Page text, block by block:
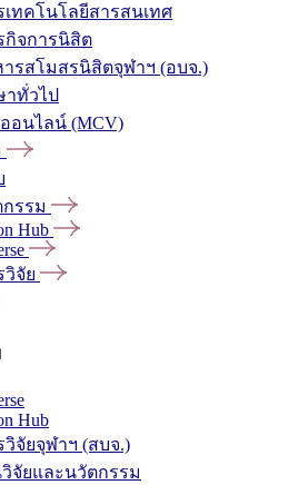
ทคโนโลยีสารสนเทศ
กิจการนิสิต
รสโมสรนิสิตจุฬาฯ (อบจ.)
ทั่วไป
อนไลน์ (MCV)
รรม
Hub
จัย
Hub
จัยจุฬาฯ (สบจ.)
จัยและนวัตกรรม